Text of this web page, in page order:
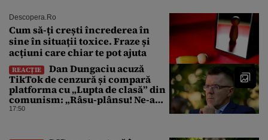
Descopera.ro
Cum să-ți crești încrederea în
sine în situații toxice. Fraze și
acțiuni care chiar te pot ajuta
REACȚIE
Dan Dungaciu acuză
TikTok de cenzură și compară
platforma cu „Lupta de clasă” din
comunism: „Râsu-plânsu! Ne-am
întors de unde am plecat!”
17:50